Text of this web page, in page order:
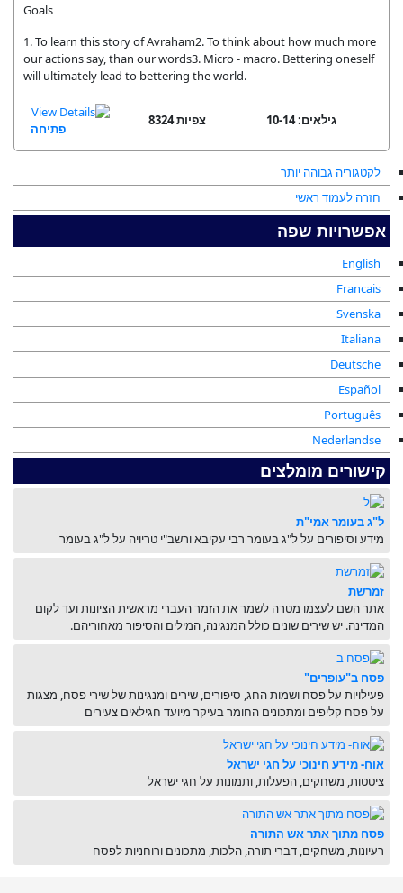
לקטגוריה גבוהה יותר
חזרה לעמוד ראשי
Goals
1. To learn this story of Avraham2. To think about how much more
our actions say, than our words3. Micro - macro. Bettering oneself
will ultimately lead to bettering the world.
גילאים: 10-14 8324 צפיות
פתיחה
אפשרויות שפה
English
Francais
Svenska
Italiana
Deutsche
Español
Português
Nederlandse
קישורים מומלצים
ל"ג בעומר אמי"ת
מידע וסיפורים על ל"ג בעומר רבי עקיבא ורשב"י טריויה על ל"ג בעומר
זמרשת
אתר השם לעצמו מטרה לשמר את הזמר העברי מראשית הציונות ועד לקום
המדינה. יש שירים שונים כולל המנגינה, המילים והסיפור מאחוריהם.
פסח ב"עופרים"
פעילויות על פסח ושמות החג, סיפורים, שירים ומנגינות של שירי פסח, מצגות
על פסח קליפים ומתכונים החומר בעיקר מיועד חגילאים צעירים
אוח- מידע חינוכי על חגי ישראל
ציטטות, משחקים, הפעלות, ותמונות על חגי ישראל
פסח מתוך אתר אש התורה
רעיונות, משחקים, דברי תורה, הלכות, מתכונים ורוחניות לפסח